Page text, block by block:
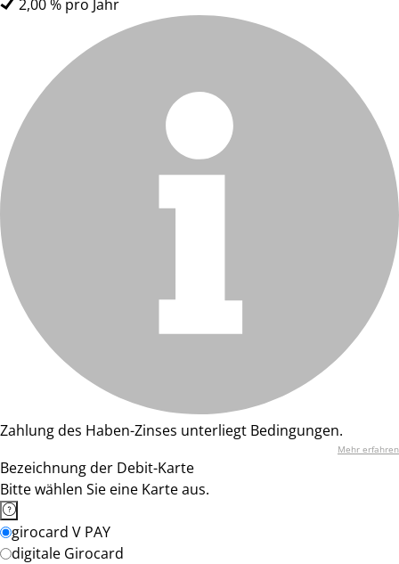
2,00 % pro Jahr
Zahlung des Haben-Zinses unterliegt Bedingungen.
Mehr erfahren
Bezeichnung der Debit-Karte
Bitte wählen Sie eine Karte aus.
girocard V PAY
digitale Girocard